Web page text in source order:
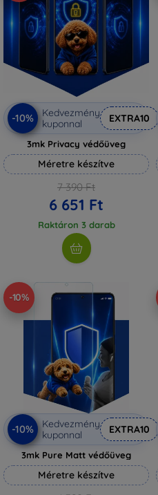
-10%
Kedvezmény
kuponnal
EXTRA10
3mk Privacy védőüveg
Méretre készítve
7 390 Ft
6 651 Ft
Raktáron 3 darab
-10%
-10%
Kedvezmény
kuponnal
EXTRA10
3mk Pure Matt védőüveg
Méretre készítve